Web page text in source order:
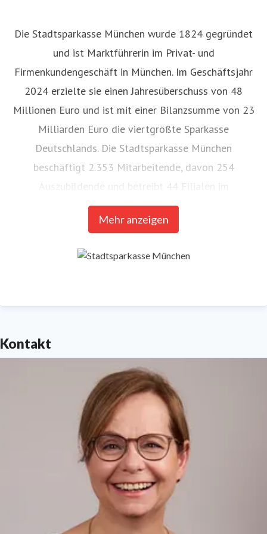
Die Stadtsparkasse München wurde 1824 gegründet
und ist Marktführerin im Privat- und
Firmenkundengeschäft in München. Im Geschäftsjahr
2024 erzielte sie einen Jahresüberschuss von 48
Millionen Euro und ist mit einer Bilanzsumme von 23
Milliarden Euro die viertgrößte Sparkasse
Deutschlands. Die Stadtsparkasse München
beschäftigt 2.353 Mitarbeitende, davon 254
Auszubildende und betreibt 44 Filialen im
Stadtgebiet. Im vergangenen Jahr hat sie für mehr als
300 gemeinnützige Projekte rund 3,1 Millionen Euro
München. Stand: 31.12.2024
Anstalt des öffentlichen Rechts.
Postanschrift: Sparkassenstraße 2, 80331 München
Amtsgericht München HRA 75459, Umsatzsteuer-ID-
Nr. DE 129272684
Telefon 089 2167-0 ·www.sskm.de
Unsere Datenschutz-Regelungen finden Sie unter
Mehr anzeigen
Kontakt